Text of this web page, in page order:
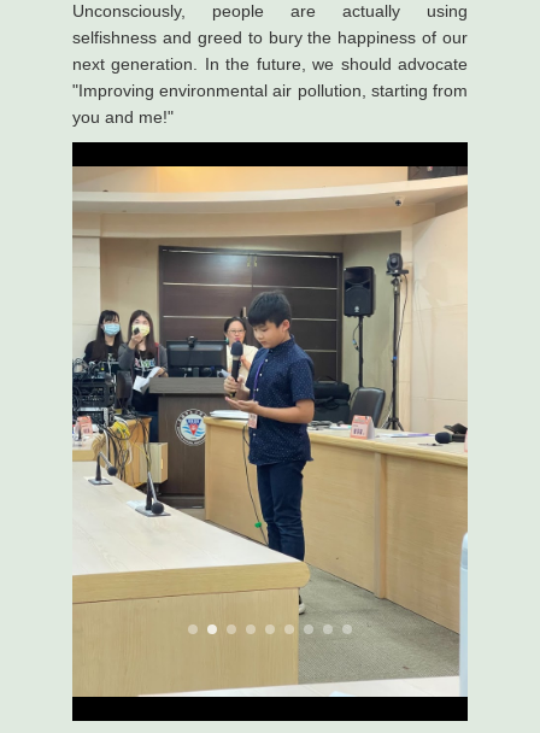
Unconsciously, people are actually using
selfishness and greed to bury the happiness of our
next generation. In the future, we should advocate
"Improving environmental air pollution, starting from
you and me!"